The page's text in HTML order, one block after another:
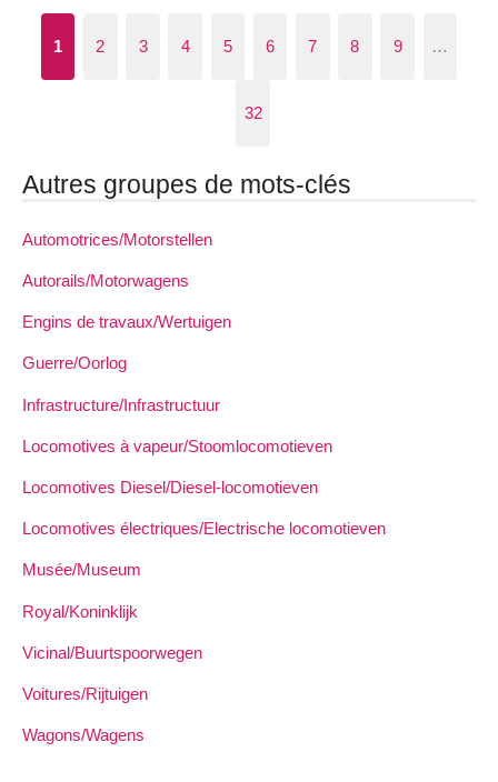
1 2 3 4 5 6 7 8 9 …
32
Autres groupes de mots-clés
Automotrices/Motorstellen
Autorails/Motorwagens
Engins de travaux/Wertuigen
Guerre/Oorlog
Infrastructure/Infrastructuur
Locomotives à vapeur/Stoomlocomotieven
Locomotives Diesel/Diesel-locomotieven
Locomotives électriques/Electrische locomotieven
Musée/Museum
Royal/Koninklijk
Vicinal/Buurtspoorwegen
Voitures/Rijtuigen
Wagons/Wagens